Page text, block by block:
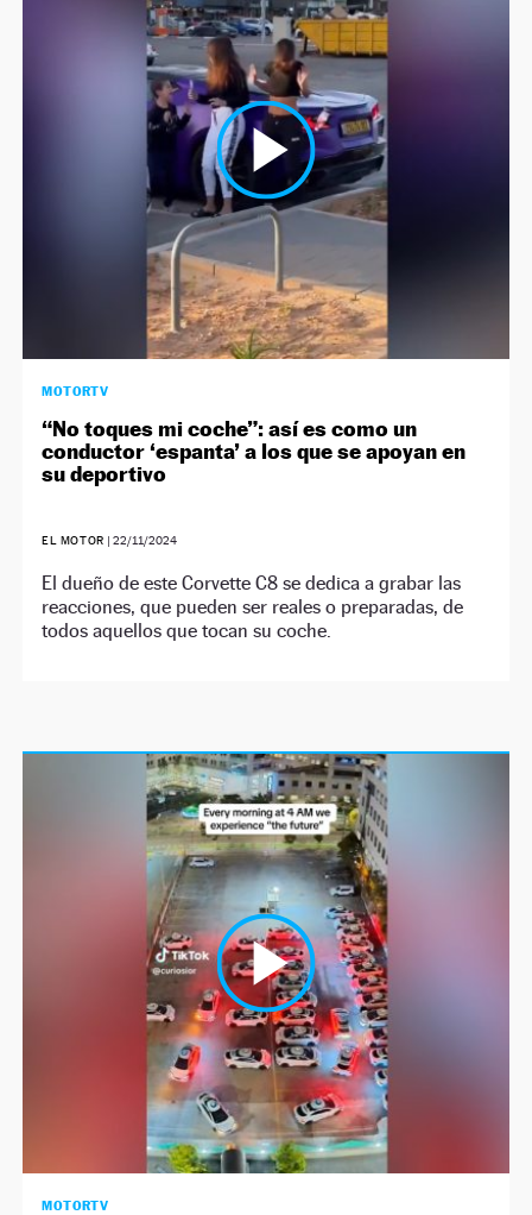
MOTORTV
“No toques mi coche”: así es como un
conductor ‘espanta’ a los que se apoyan en
su deportivo
EL MOTOR | 22/11/2024
El dueño de este Corvette C8 se dedica a grabar las
reacciones, que pueden ser reales o preparadas, de
todos aquellos que tocan su coche.
MOTORTV